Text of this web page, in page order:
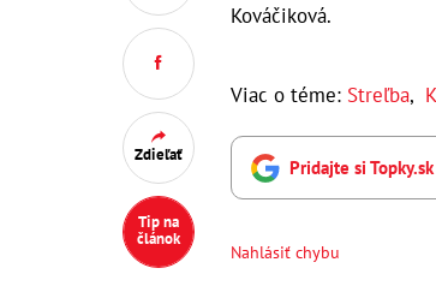
Zdieľať
Tip na
článok
Kováčiková.
Viac o téme: Streľba,
Pridajte si Topky.sk
Nahlásiť chybu